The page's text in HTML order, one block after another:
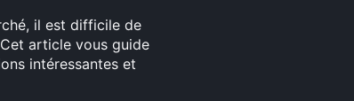
il est difficile de
article vous guide
intéressantes et